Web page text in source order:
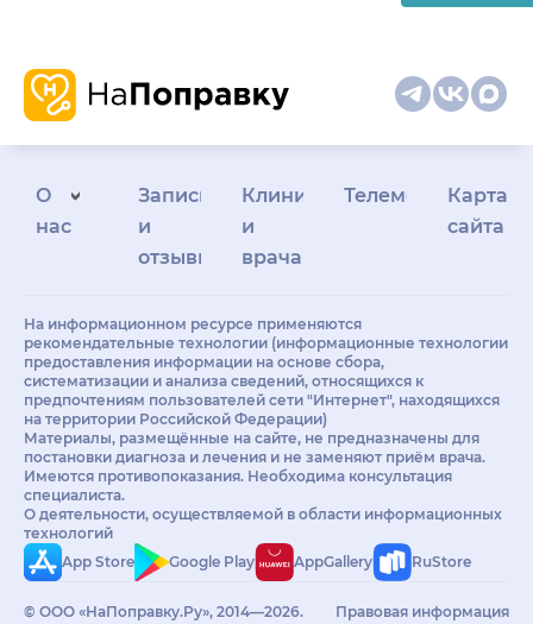
О
нас
Запись
и
отзывы
Клиникам
и
врачам
Телемедицина
Карта
сайта
На информационном ресурсе применяются
рекомендательные технологии (информационные технологии
предоставления информации на основе сбора,
систематизации и анализа сведений, относящихся к
предпочтениям пользователей сети "Интернет", находящихся
на территории Российской Федерации)
Материалы, размещённые на сайте, не предназначены для
постановки диагноза и лечения и не заменяют приём врача.
Имеются противопоказания. Необходима консультация
специалиста.
О деятельности, осуществляемой в области информационных
технологий
App Store
Google Play AppGallery RuStore
© ООО «НаПоправку.Ру», 2014—2026. Правовая информация